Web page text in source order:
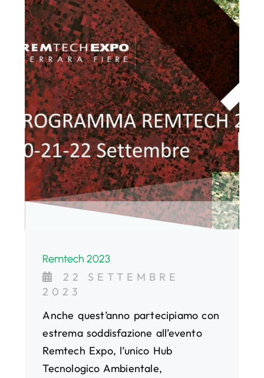
Remtech 2023
22 SETTEMBRE
2023
Anche quest’anno partecipiamo con
estrema soddisfazione all’evento
Remtech Expo, l’unico Hub
Tecnologico Ambientale,